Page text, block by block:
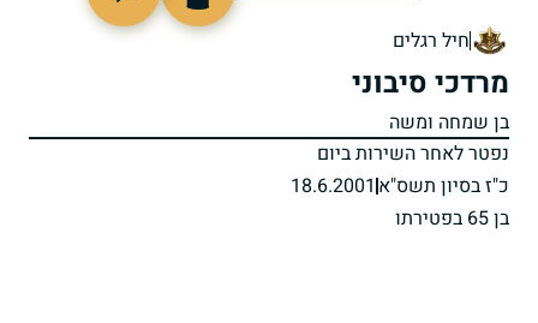
חיל רגלים
מרדכי סיבוני
בן שמחה ומשה
נפטר לאחר השירות ביום
כ"ז בסיון תשס"א 18.6.2001
בן 65 בפטירתו